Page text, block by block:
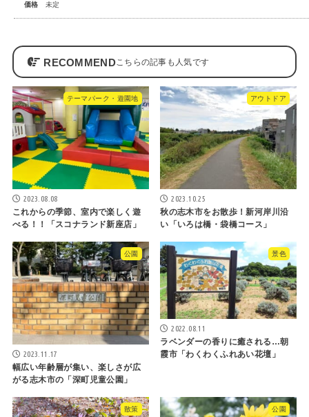
価格
未定
RECOMMEND
テーマパーク・遊園地
2023.08.08
これからの季節、室内で楽しく遊
べる！！「スコナランド新座店」
アウトドア
2023.10.25
秋の志木市をお散歩！新河岸川沿
い「いろは橋・袋橋コース」
公園
2023.11.17
幅広い年齢層が集い、楽しさが広
がる志木市の「深町児童公園」
景色
2022.08.11
ラベンダーの香りに癒される…朝
霞市「わくわくふれあい花壇」
散策 公園